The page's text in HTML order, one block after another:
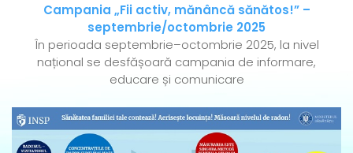
Campania „Fii activ, mănâncă sănătos!” –
septembrie/octombrie 2025
În perioada septembrie–octombrie 2025, la nivel
național se desfășoară campania de informare,
educare și comunicare